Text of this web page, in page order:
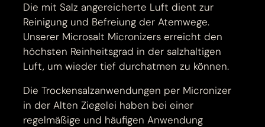
Die mit Salz angereicherte Luft dient zur
Reinigung und Befreiung der Atemwege.
Unserer Microsalt Micronizers erreicht den
höchsten Reinheitsgrad in der salzhaltigen
Luft, um wieder tief durchatmen zu können.
Die Trockensalzanwendungen per Micronizer
in der Alten Ziegelei haben bei einer
regelmäßige und häufigen Anwendung